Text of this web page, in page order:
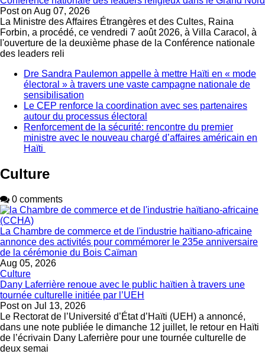
Post on Aug 07, 2026
La Ministre des Affaires Étrangères et des Cultes, Raina
Forbin, a procédé, ce vendredi 7 août 2026, à Villa Caracol, à
l'ouverture de la deuxième phase de la Conférence nationale
des leaders reli
Dre Sandra Paulemon appelle à mettre Haïti en « mode
électoral » à travers une vaste campagne nationale de
sensibilisation
Le CEP renforce la coordination avec ses partenaires
autour du processus électoral
Renforcement de la sécurité: rencontre du premier
ministre avec le nouveau chargé d’affaires américain en
Haïti
Culture
0 comments
La Chambre de commerce et de l'industrie haïtiano-africaine
annonce des activités pour commémorer le 235e anniversaire
de la cérémonie du Bois Caïman
Aug 05, 2026
Culture
Dany Laferrière renoue avec le public haïtien à travers une
tournée culturelle initiée par l’UEH
Post on Jul 13, 2026
Le Rectorat de l’Université d’État d’Haïti (UEH) a annoncé,
dans une note publiée le dimanche 12 juillet, le retour en Haïti
de l’écrivain Dany Laferrière pour une tournée culturelle de
deux semai